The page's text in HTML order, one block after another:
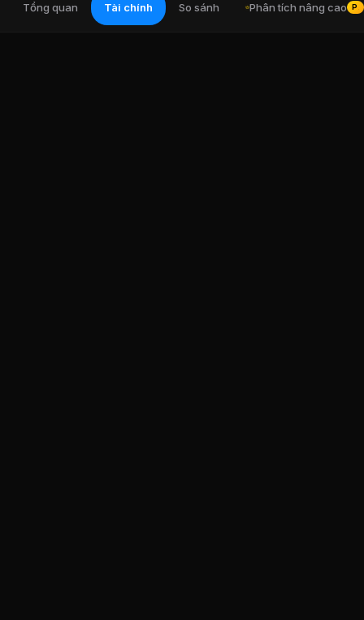
Cổ đông lớnCông ty Cổ phần Thương
Tổng quan Tài chính So sánh Phân tích nâng cao